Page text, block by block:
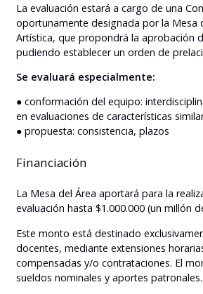
La evaluación estará a cargo de una
oportunamente designada por la Mesa
Artística, que propondrá la aprobación
pudiendo establecer un orden de
Se evaluará especialmente:
● conformación del equipo:
en evaluaciones de características
● propuesta: consistencia, plazos
Financiación
La Mesa del Área aportará para la
evaluación hasta $1.000.000 (un millón
Este monto está destinado
docentes, mediante extensiones
compensadas y/o contrataciones. El
sueldos nominales y aportes patronales.